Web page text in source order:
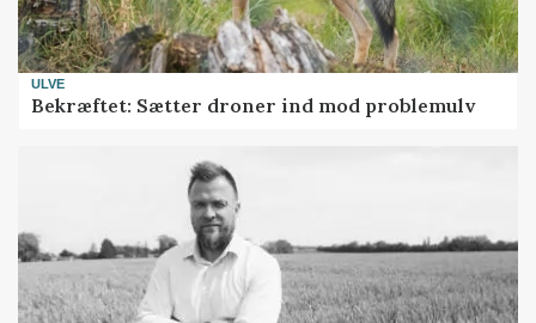
ULVE
Bekræftet: Sætter droner ind mod problemulv